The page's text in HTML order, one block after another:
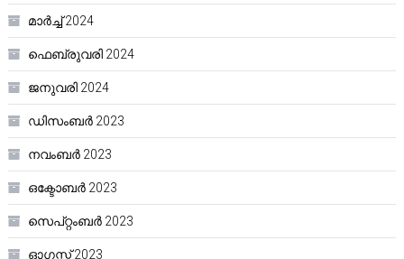
മാർച്ച്‌ 2024
ഫെബ്രുവരി 2024
ജനുവരി 2024
ഡിസംബർ 2023
നവംബർ 2023
ഒക്ടോബർ 2023
സെപ്റ്റംബർ 2023
ഓഗസ്റ്റ്‌ 2023